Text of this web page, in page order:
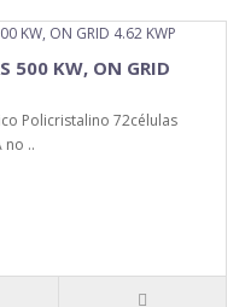
500 KW, ON GRID
Policristalino 72células
no ..